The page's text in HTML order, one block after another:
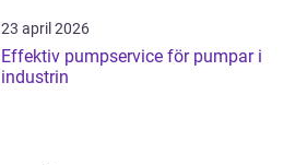
23 april 2026
Effektiv pumpservice för pumpar i
industrin